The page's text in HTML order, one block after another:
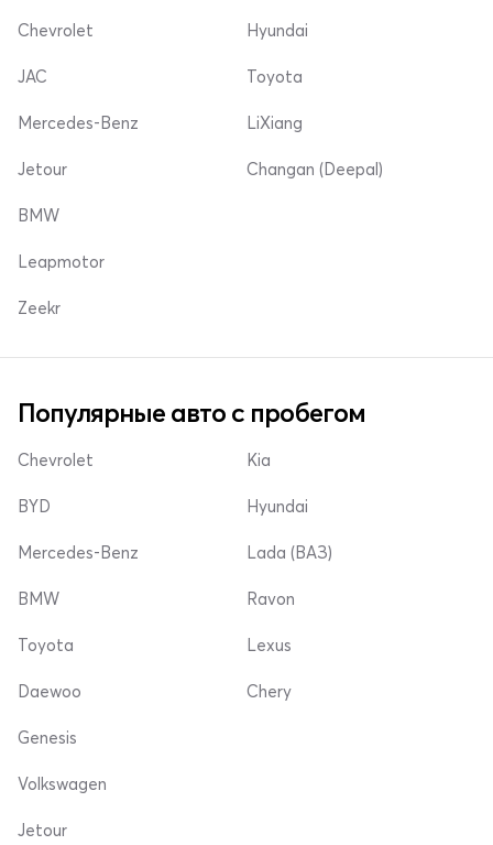
Chevrolet Hyundai
JAC
Mercedes-Benz
Jetour
Toyota
LiXiang
Changan (Deepal)
BMW
Leapmotor
Zeekr
Популярные авто с пробегом
Chevrolet
BYD
Mercedes-Benz
Kia
Hyundai
Lada (ВАЗ)
BMW
Toyota
Daewoo
Ravon
Lexus
Chery
Genesis
Volkswagen
Jetour